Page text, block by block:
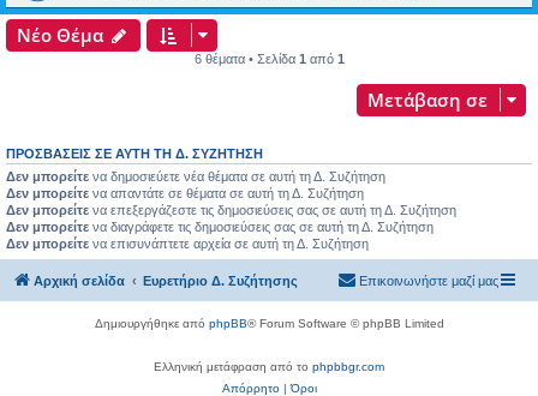
Νέο Θέμα
6 θέματα • Σελίδα 1 από 1
Μετάβαση σε
ΠΡΟΣΒΆΣΕΙΣ ΣΕ ΑΥΤΉ ΤΗ Δ. ΣΥΖΉΤΗΣΗ
Δεν μπορείτε να δημοσιεύετε νέα θέματα σε αυτή τη Δ. Συζήτηση
Δεν μπορείτε να απαντάτε σε θέματα σε αυτή τη Δ. Συζήτηση
Δεν μπορείτε να επεξεργάζεστε τις δημοσιεύσεις σας σε αυτή τη Δ. Συζήτηση
Δεν μπορείτε να διαγράφετε τις δημοσιεύσεις σας σε αυτή τη Δ. Συζήτηση
Δεν μπορείτε να επισυνάπτετε αρχεία σε αυτή τη Δ. Συζήτηση
Αρχική σελίδα Ευρετήριο Δ. Συζήτησης Επικοινωνήστε μαζί μας
Δημιουργήθηκε από phpBB® Forum Software © phpBB Limited
Ελληνική μετάφραση από το phpbbgr.com
Απόρρητο|Όροι